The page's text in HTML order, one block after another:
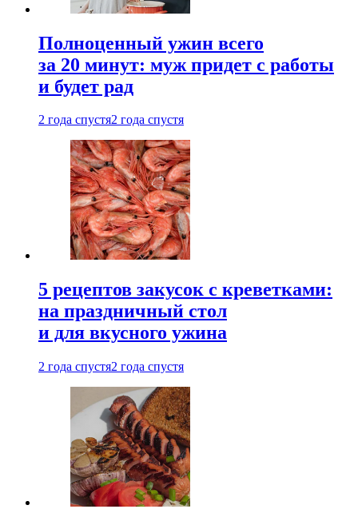
Полноценный ужин всего
за 20 минут: муж придет с работы
и будет рад
2 года спустя2 года спустя
5 рецептов закусок с креветками:
на праздничный стол
и для вкусного ужина
2 года спустя2 года спустя